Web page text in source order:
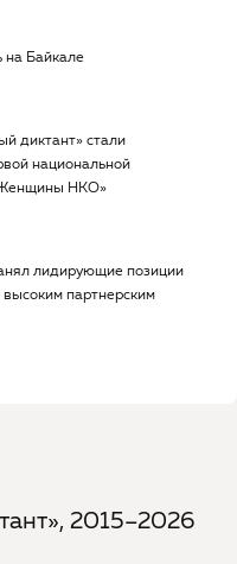
на Байкале
диктант» стали
национальной
НКО»
лидирующие позиции
партнерским
2015–2026